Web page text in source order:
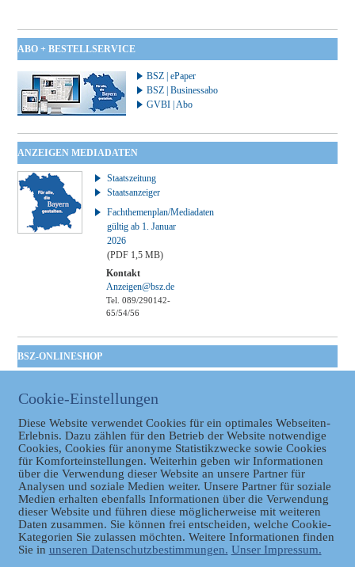
ABO + BESTELLSERVICE
BSZ | ePaper
BSZ | Businessabo
GVBI | Abo
ANZEIGEN MEDIADATEN
Staatszeitung
Staatsanzeiger
Fachthemenplan/Mediadaten
gültig ab 1. Januar
2026
(PDF 1,5 MB)
Kontakt
Anzeigen@bsz.de
Tel. 089/290142-
65/54/56
BSZ-ONLINESHOP
Taschenbuch
GVBl | Einbanddecke
Datenschutz
Cookie-Einstellungen
Diese Website verwendet Cookies für ein optimales Webseiten-
Erlebnis. Dazu zählen für den Betrieb der Website notwendige
Cookies, Cookies für anonyme Statistikzwecke sowie Cookies
für Komforteinstellungen. Weiterhin geben wir Informationen
über die Verwendung dieser Website an unsere Partner für
Analysen und soziale Medien weiter. Unsere Partner für soziale
Medien erhalten ebenfalls Informationen über die Verwendung
dieser Website und führen diese möglicherweise mit weiteren
Daten zusammen. Sie können frei entscheiden, welche Cookie-
Kategorien Sie zulassen möchten. Weitere Informationen finden
Sie in unseren Datenschutzbestimmungen. Unser Impressum.